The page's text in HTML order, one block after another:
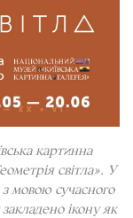
картинна
світла». У
з мовою сучасного
ікону як